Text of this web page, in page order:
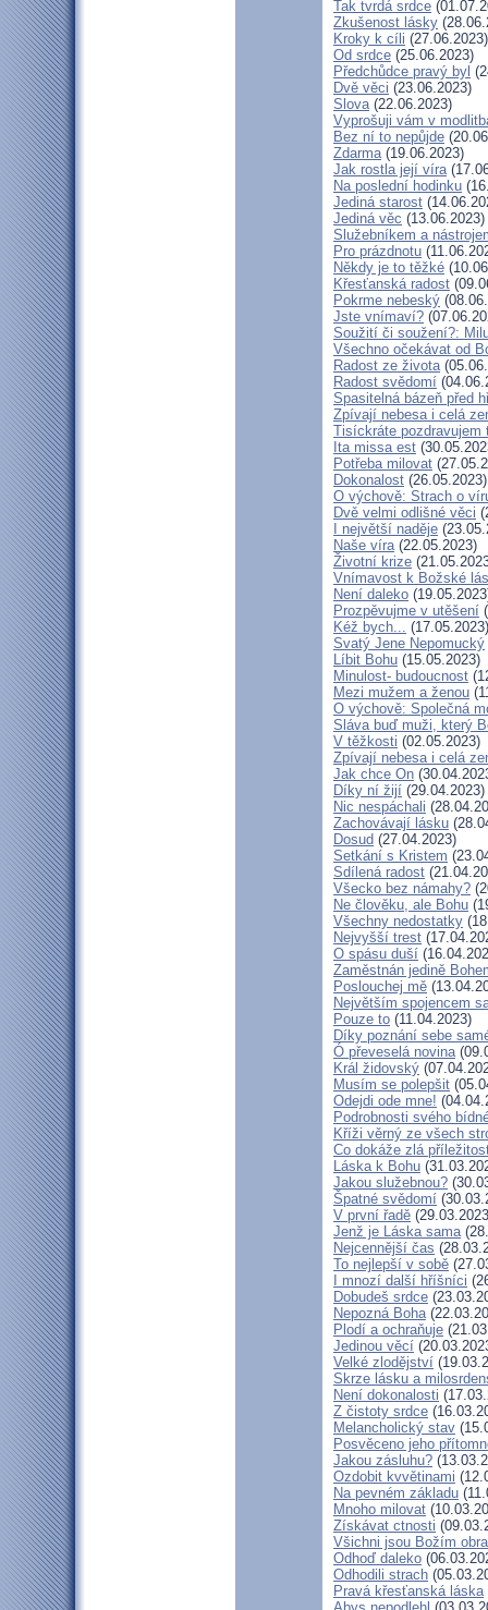
Tak tvrdá srdce
Zkušenost lásky
Kroky k cíli (27.06.2023)
Od srdce (25.06.2023)
Předchůdce pravý byl
Dvě věci (23.06.2023)
Slova(22.06.2023)
Vyprošuji vám v
Bez ní to nepůjde
Zdarma(19.06.2023)
Jak rostla její víra
Na poslední hodinku
Jediná starost
Jediná věc (13.06.2023)
Služebníkem a
Pro prázdnotu
Někdy je to těžké
Křesťanská radost
Pokrme nebeský
Jste vnímaví?
Soužití či soužení?:
Všechno očekávat od
Radost ze života
Radost svědomí
Spasitelná bázeň před
Zpívají nebesa i celá
Tisíckráte pozdravujem
Ita missa est
Potřeba milovat
Dokonalost (26.05.2023)
O výchově: Strach o
Dvě velmi odlišné věci
I největší naděje
Naše víra(22.05.2023)
Životní krize
Vnímavost k Božské
Není daleko
Prozpěvujme v utěšení
Kéž bych... (17.05.2023)
Svatý Jene Nepomucký
Líbit Bohu (15.05.2023)
Minulost- budoucnost
Mezi mužem a ženou
O výchově: Společná
Sláva buď muži, který
V těžkosti (02.05.2023)
Zpívají nebesa i celá
Jak chce On
Díky ní žijí (29.04.2023)
Nic nespáchali
Zachovávají lásku
Dosud (27.04.2023)
Setkání s Kristem
Sdílená radost
Všecko bez námahy?
Ne člověku, ale Bohu
Všechny nedostatky
Nejvyšší trest
O spásu duší
Zaměstnán jedině
Poslouchej mě
Největším spojencem
Pouze to (11.04.2023)
Díky poznání sebe
Ó převeselá novina
Král židovský
Musím se polepšit
Odejdi ode mne!
Podrobnosti svého
Kříži věrný ze všech
Co dokáže zlá
Láska k Bohu
Jakou služebnou?
Špatné svědomí
V první řadě
Jenž je Láska sama
Nejcennější čas
To nejlepší v sobě
I mnozí další hříšníci
Dobudeš srdce
Nepozná Boha
Plodí a ochraňuje
Jedinou věcí
Velké zlodějství
Skrze lásku a
Není dokonalosti
Z čistoty srdce
Melancholický stav
Posvěceno jeho
Jakou zásluhu?
Ozdobit kvvětinami
Na pevném základu
Mnoho milovat
Získávat ctnosti
Všichni jsou Božím
Odhoď daleko
Odhodili strach
Pravá křesťanská láska